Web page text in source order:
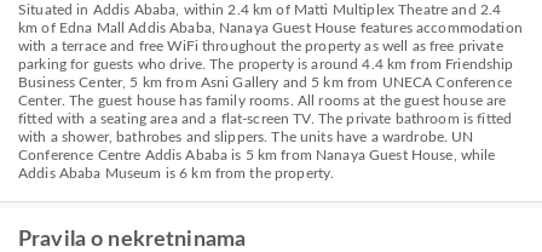
Situated in Addis Ababa, within 2.4 km of Matti Multiplex Theatre and 2.4
km of Edna Mall Addis Ababa, Nanaya Guest House features accommodation
with a terrace and free WiFi throughout the property as well as free private
parking for guests who drive. The property is around 4.4 km from Friendship
Business Center, 5 km from Asni Gallery and 5 km from UNECA Conference
Center. The guest house has family rooms. All rooms at the guest house are
fitted with a seating area and a flat-screen TV. The private bathroom is fitted
with a shower, bathrobes and slippers. The units have a wardrobe. UN
Conference Centre Addis Ababa is 5 km from Nanaya Guest House, while
Addis Ababa Museum is 6 km from the property.
Pravila o nekretninama